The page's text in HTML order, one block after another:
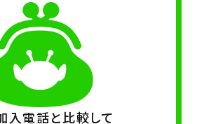
入電話と比較して